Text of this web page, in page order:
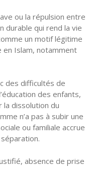
ou la répulsion entre
durable qui rend la vie
un motif légitime
en Islam, notamment
des difficultés de
des enfants,
dissolution du
n’a pas à subir une
ou familiale accrue
absence de prise